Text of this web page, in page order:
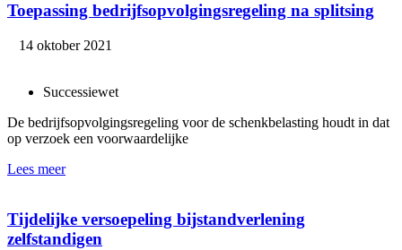
Toepassing bedrijfsopvolgingsregeling na splitsing
14 oktober 2021
Successiewet
De bedrijfsopvolgingsregeling voor de schenkbelasting houdt in dat
op verzoek een voorwaardelijke
Lees meer
Tijdelijke versoepeling bijstandverlening
zelfstandigen